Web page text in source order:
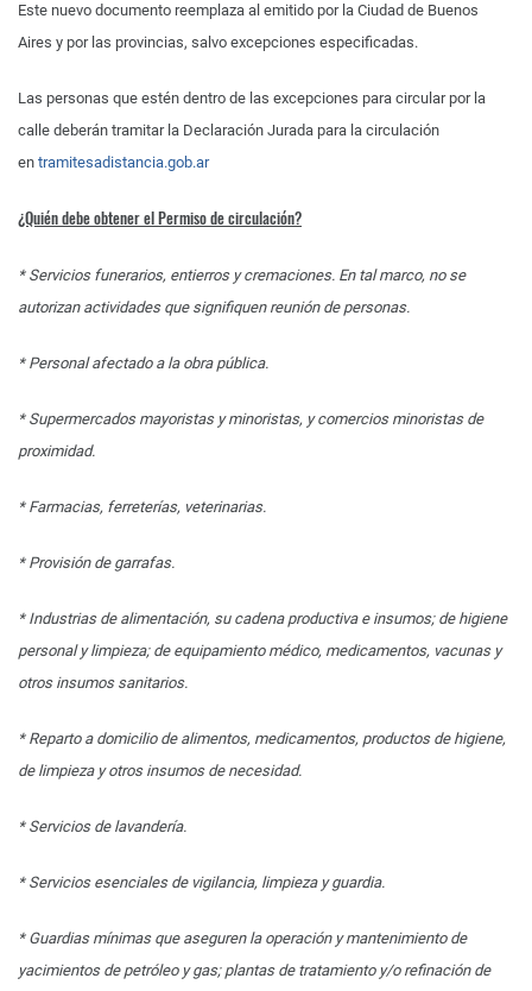
Este nuevo documento reemplaza al emitido por la Ciudad de Buenos
Aires y por las provincias, salvo excepciones especificadas.
Las personas que estén dentro de las excepciones para circular por la
calle deberán tramitar la Declaración Jurada para la circulación
en tramitesadistancia.gob.ar
¿Quién debe obtener el Permiso de circulación?
* Servicios funerarios, entierros y cremaciones. En tal marco, no se
autorizan actividades que signifiquen reunión de personas.
* Personal afectado a la obra pública.
* Supermercados mayoristas y minoristas, y comercios minoristas de
proximidad.
* Farmacias, ferreterías, veterinarias.
* Provisión de garrafas.
* Industrias de alimentación, su cadena productiva e insumos; de higiene
personal y limpieza; de equipamiento médico, medicamentos, vacunas y
otros insumos sanitarios.
* Reparto a domicilio de alimentos, medicamentos, productos de higiene,
de limpieza y otros insumos de necesidad.
* Servicios de lavandería.
* Servicios esenciales de vigilancia, limpieza y guardia.
* Guardias mínimas que aseguren la operación y mantenimiento de
yacimientos de petróleo y gas; plantas de tratamiento y/o refinación de